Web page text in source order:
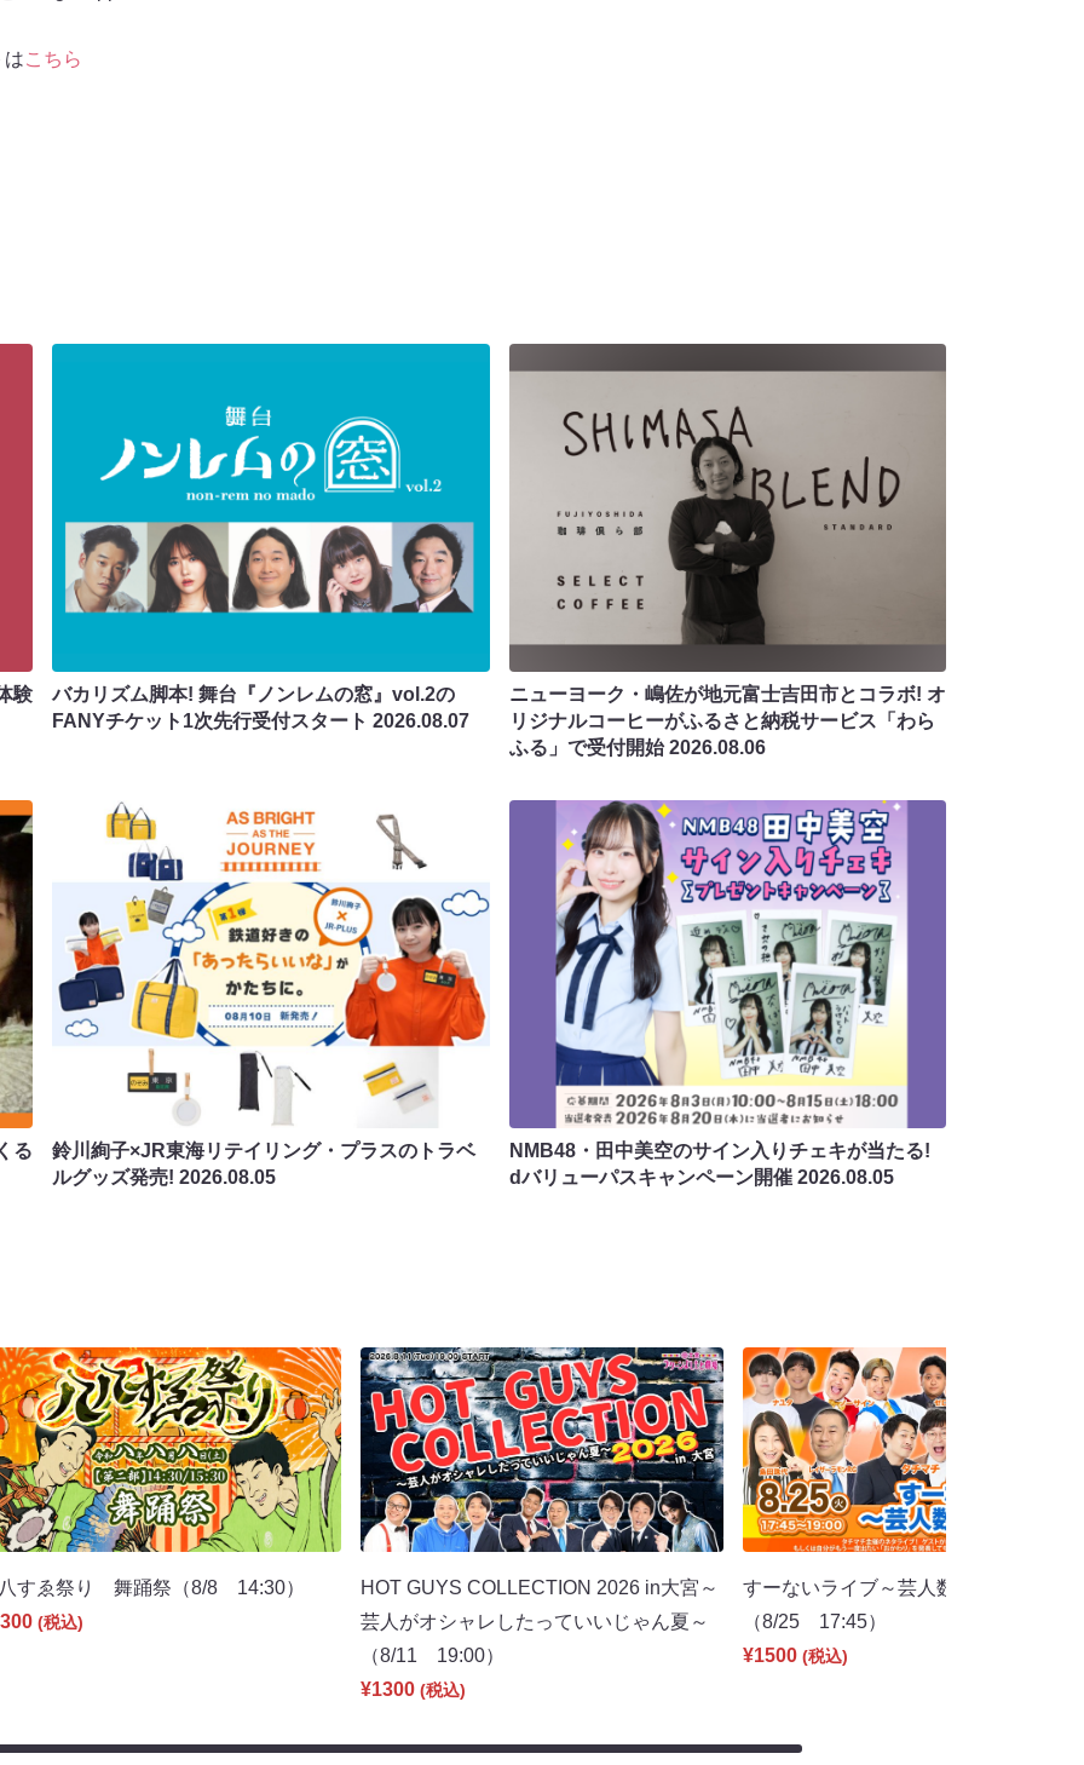
はこちら
験
バカリズム脚本! 舞台『ノンレムの窓』vol.2の
FANYチケット1次先行受付スタート2026.08.07
ニューヨーク・嶋佐が地元富士吉田市とコラボ! オ
リジナルコーヒーがふるさと納税サービス「わら
ふる」で受付開始2026.08.06
る
鈴川絢子×JR東海リテイリング・プラスのトラベ
ルグッズ発売!2026.08.05
NMB48・田中美空のサイン入りチェキが当たる!
dバリューパスキャンペーン開催 2026.08.05
すゑ祭り 舞踊祭（8/8 14:30）
(税込)
HOT GUYS COLLECTION 2026 in大宮～
芸人がオシャレしたっていいじゃん夏～
（8/11 19:00）
¥1300 (税込)
すーないライブ～芸人数珠繋ぎ寄席～
（8/25 17:45）
¥1500 (税込)